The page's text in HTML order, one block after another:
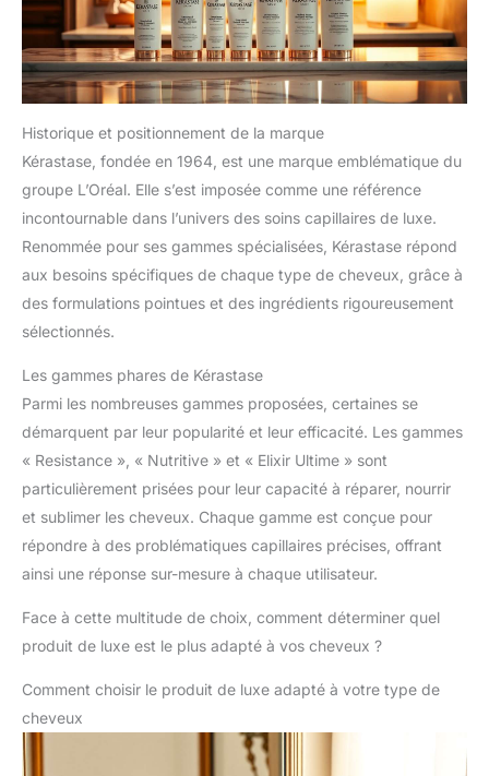
Historique et positionnement de la marque
Kérastase, fondée en 1964, est une marque emblématique du
groupe L’Oréal. Elle s’est imposée comme une référence
incontournable dans l’univers des soins capillaires de luxe.
Renommée pour ses gammes spécialisées, Kérastase répond
aux besoins spécifiques de chaque type de cheveux, grâce à
des formulations pointues et des ingrédients rigoureusement
sélectionnés.
Les gammes phares de Kérastase
Parmi les nombreuses gammes proposées, certaines se
démarquent par leur popularité et leur efficacité. Les gammes
« Resistance », « Nutritive » et « Elixir Ultime » sont
particulièrement prisées pour leur capacité à réparer, nourrir
et sublimer les cheveux. Chaque gamme est conçue pour
répondre à des problématiques capillaires précises, offrant
ainsi une réponse sur-mesure à chaque utilisateur.
Face à cette multitude de choix, comment déterminer quel
produit de luxe est le plus adapté à vos cheveux ?
Comment choisir le produit de luxe adapté à votre type de
cheveux